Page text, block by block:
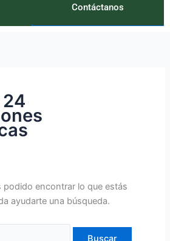
Contáctanos
podido encontrar lo que estás
ayudarte una búsqueda.